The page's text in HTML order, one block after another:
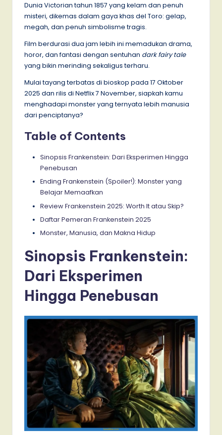
Dunia Victorian tahun 1857 yang kelam dan penuh
misteri, dikemas dalam gaya khas del Toro: gelap,
megah, dan penuh simbolisme tragis.
Film berdurasi dua jam lebih ini memadukan drama,
horor, dan fantasi dengan sentuhan dark fairy tale
yang bikin merinding sekaligus terharu.
Mulai tayang terbatas di bioskop pada 17 Oktober
2025 dan rilis di Netflix 7 November, siapkah kamu
menghadapi monster yang ternyata lebih manusia
dari penciptanya?
Table of Contents
Sinopsis Frankenstein: Dari Eksperimen Hingga
Penebusan
Ending Frankenstein (Spoiler!): Monster yang
Belajar Memaafkan
Review Frankenstein 2025: Worth It atau Skip?
Daftar Pemeran Frankenstein 2025
Monster, Manusia, dan Makna Hidup
Sinopsis Frankenstein:
Dari Eksperimen
Hingga Penebusan